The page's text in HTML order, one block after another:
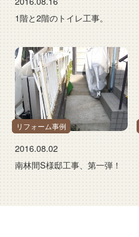
1階と2階のトイレ工事。
リフォーム事例
2016.08.02
南林間S様邸工事、第一弾！